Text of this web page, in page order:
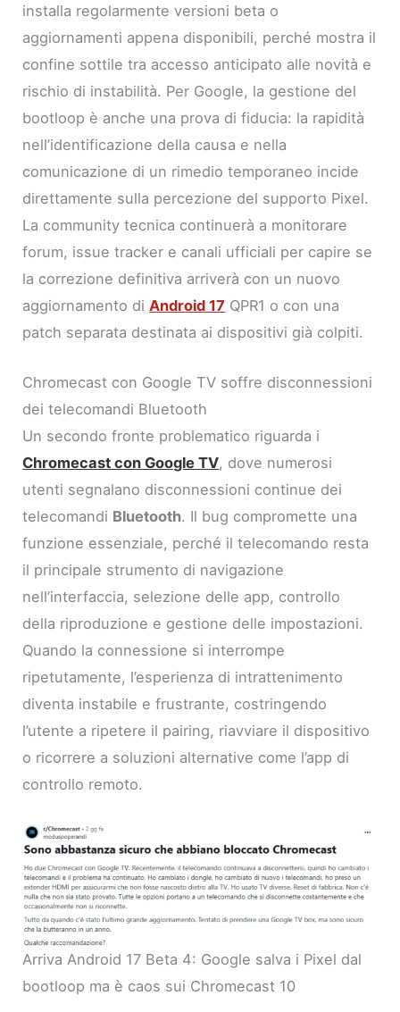
installa regolarmente versioni beta o
aggiornamenti appena disponibili, perché mostra il
confine sottile tra accesso anticipato alle novità e
rischio di instabilità. Per Google, la gestione del
bootloop è anche una prova di fiducia: la rapidità
nell’identificazione della causa e nella
comunicazione di un rimedio temporaneo incide
direttamente sulla percezione del supporto Pixel.
La community tecnica continuerà a monitorare
forum, issue tracker e canali ufficiali per capire se
la correzione definitiva arriverà con un nuovo
aggiornamento diAndroid 17 QPR1 o con una
patch separata destinata ai dispositivi già colpiti.
Chromecast con Google TV soffre disconnessioni
dei telecomandi Bluetooth
Un secondo fronte problematico riguarda i
Chromecast con Google TV, dove numerosi
utenti segnalano disconnessioni continue dei
telecomandi Bluetooth. Il bug compromette una
funzione essenziale, perché il telecomando resta
il principale strumento di navigazione
nell’interfaccia, selezione delle app, controllo
della riproduzione e gestione delle impostazioni.
Quando la connessione si interrompe
ripetutamente, l’esperienza di intrattenimento
diventa instabile e frustrante, costringendo
l’utente a ripetere il pairing, riavviare il dispositivo
o ricorrere a soluzioni alternative come l’app di
controllo remoto.
Arriva Android 17 Beta 4: Google salva i Pixel dal
bootloop ma è caos sui Chromecast 10